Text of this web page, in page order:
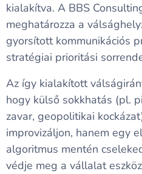
kialakítva. A BBS
meghatározza a
gyorsított kommunikációs
stratégiai prioritási
Az így kialakított
hogy külső sokkhatás (pl.
zavar, geopolitikai
improvizáljon, hanem egy
algoritmus mentén
védje meg a vállalat